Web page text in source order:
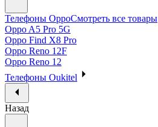
Телефоны OppoСмотреть все товары
Oppo A5 Pro 5G
Oppo Find X8 Pro
Oppo Reno 12F
Oppo Reno 12
Телефоны Oukitel
Назад